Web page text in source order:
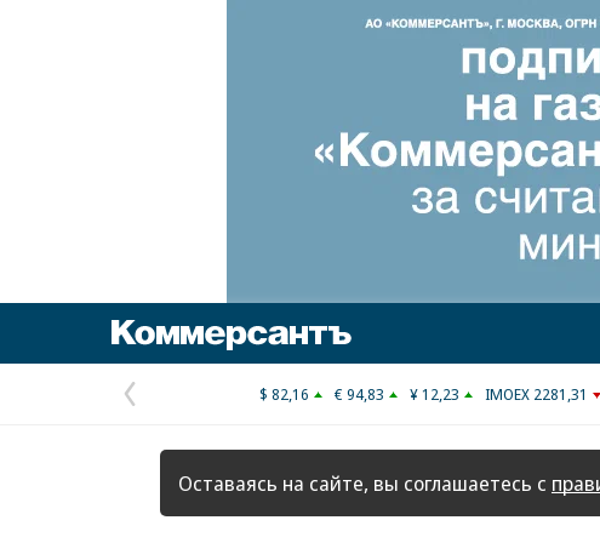
Предыдущая
страница
$ 82,16 € 94,83 ¥ 12,23 IMOEX 2281,31
Оставаясь на сайте, вы соглашаетесь с